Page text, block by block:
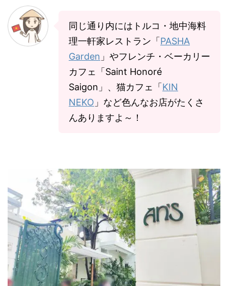
同じ通り内にはトルコ・地中海料
理一軒家レストラン「 PASHA
Garden 」やフレンチ・ベーカリー
カフェ「Saint Honoré
Saigon」、猫カフェ「 KIN
NEKO 」など色んなお店がたくさ
んありますよ～！